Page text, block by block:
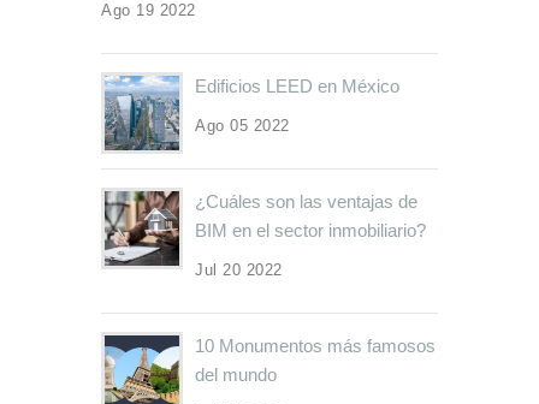
Ago 19 2022
Edificios LEED en México
Ago 05 2022
¿Cuáles son las ventajas de
BIM en el sector inmobiliario?
Jul 20 2022
10 Monumentos más famosos
del mundo